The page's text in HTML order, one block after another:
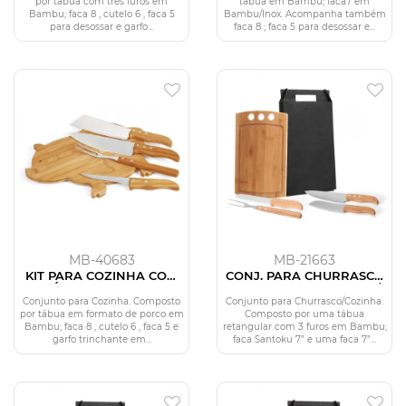
Bambu; faca 8 , cutelo 6 , faca 5
para desossar e garfo...
Bambu/Inox. Acompanha também
faca 8 ; faca 5 para desossar e...
MB-40683
KIT PARA COZINHA COM
TÁBUA PORCO EM
BAMBU / MADEIRA / INOX
- 5 PÇS
Conjunto para Cozinha. Composto
por tábua em formato de porco em
Bambu; faca 8 , cutelo 6 , faca 5 e
garfo trinchante em...
MB-21663
CONJ. PARA CHURRASCO
E COZINHA EM BAMBU /
MADEIRA / INOX - 5 PÇS
Conjunto para Churrasco/Cozinha.
Composto por uma tábua
retangular com 3 furos em Bambu;
faca Santoku 7” e uma faca 7”...